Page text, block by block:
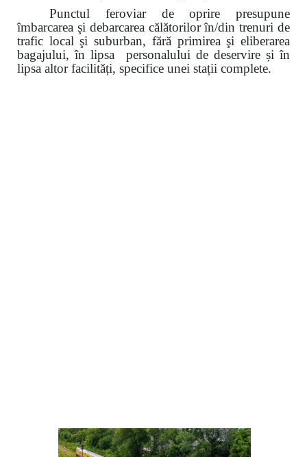
Punctul feroviar de oprire presupune
îmbarcarea şi debarcarea călătorilor în/din trenuri de
trafic local şi suburban, fără primirea şi eliberarea
bagajului, în lipsa personalului de deservire și în
lipsa altor facilități, specifice unei stații complete.